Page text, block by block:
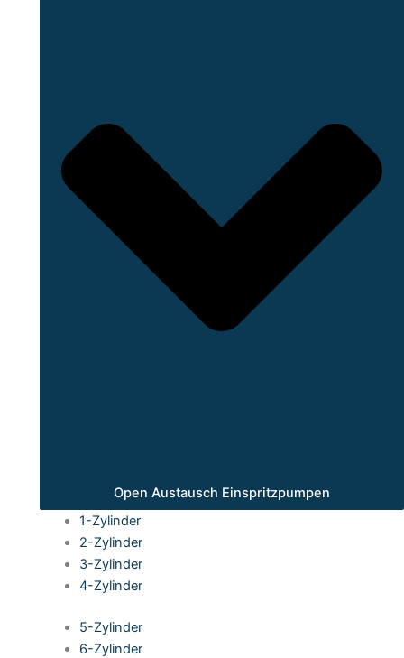
Open Austausch Einspritzpumpen
1-Zylinder
2-Zylinder
3-Zylinder
4-Zylinder
5-Zylinder
6-Zylinder